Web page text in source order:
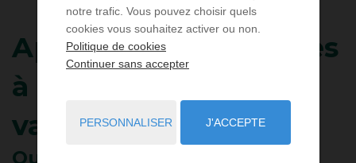
Appartement
2 pièces
à louer pour les
vacances
Quiberon
notre trafic. Vous pouvez choisir quels
cookies vous souhaitez activer ou non.
Politique de cookies
Continuer sans accepter
PERSONNALISER J'ACCEPTE